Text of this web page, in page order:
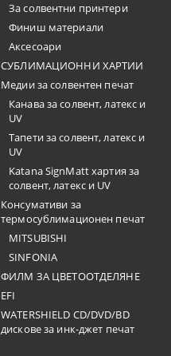
За солвентни принтери
Финиш материали
Аксесоари
СУБЛИМАЦИОННИ ХАРТИИ
Медии за солвентен печат
Канава за солвент, латекс и
UV
Тапети за солвент, латекс и
UV
Katana SignMatt хартия за
солвент, латекс и UV
Консумативи за
термосублимационен печат
MITSUBISHI
SINFONIA
ФИЛМ ЗА ЦВЕТООТДЕЛЯНЕ
EFI
WATERSHIELD CD/DVD/BD
дискове за инк-джет печат